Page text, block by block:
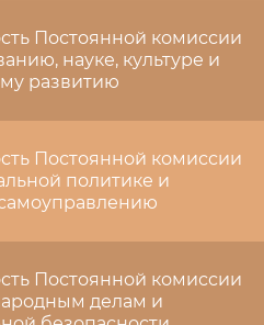
Постоянной комиссии
науке, культуре и
развитию
Постоянной комиссии
политике и
Постоянной комиссии
делам и